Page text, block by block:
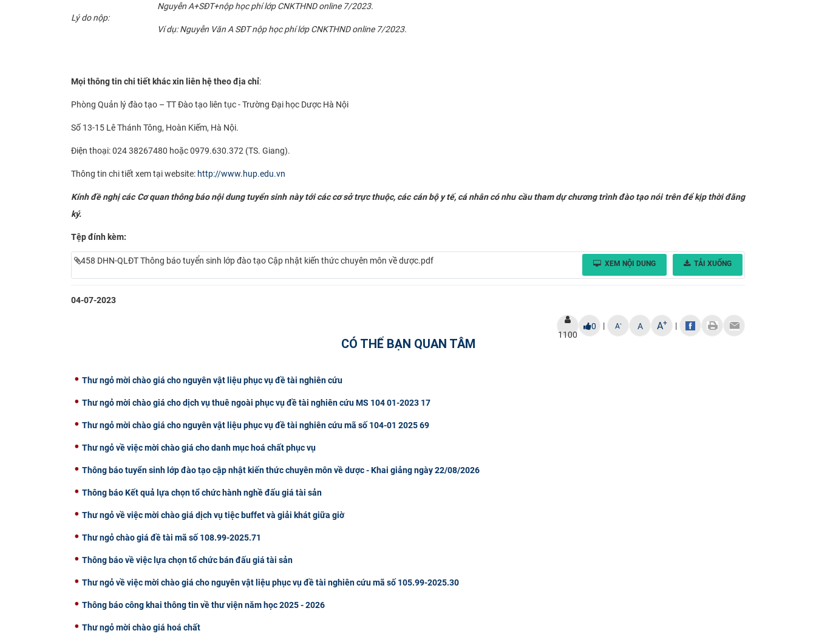
Lý do nộp:
Nguyễn A+SĐT+nộp học phí lớp CNKTHND online 7/2023.
Ví dụ: Nguyễn Văn A SĐT nộp học phí lớp CNKTHND online 7/2023.
Mọi thông tin chi tiết khác xin liên hệ theo địa chỉ:
Phòng Quản lý đào tạo – TT Đào tạo liên tục - Trường Đại học Dược Hà Nội
Số 13-15 Lê Thánh Tông, Hoàn Kiếm, Hà Nội.
Điện thoại: 024 38267480 hoặc 0979.630.372 (TS. Giang).
Thông tin chi tiết xem tại website: http://www.hup.edu.vn
Kính đề nghị các Cơ quan thông báo nội dung tuyển sinh này tới các cơ sở trực thuộc, các cán bộ y tế, cá nhân có nhu cầu tham dự chương trình đào tạo nói trên để kịp thời đăng
ký.
Tệp đính kèm:
458 DHN-QLĐT Thông báo tuyển sinh lớp đào tạo Cập nhật kiến thức chuyên môn về dược.pdf XEM NỘI DUNG TẢI XUỐNG
04-07-2023
1100
0 | A- A A+ |
CÓ THỂ BẠN QUAN TÂM
Thư ngỏ mời chào giá cho nguyên vật liệu phục vụ đề tài nghiên cứu
Thư ngỏ mời chào giá cho dịch vụ thuê ngoài phục vụ đề tài nghiên cứu MS 104 01-2023 17
Thư ngỏ mời chào giá cho nguyên vật liệu phục vụ đề tài nghiên cứu mã số 104-01 2025 69
Thư ngỏ về việc mời chào giá cho danh mục hoá chất phục vụ
Thông báo tuyển sinh lớp đào tạo cập nhật kiến thức chuyên môn về dược - Khai giảng ngày 22/08/2026
Thông báo Kết quả lựa chọn tổ chức hành nghề đấu giá tài sản
Thư ngỏ về việc mời chào giá dịch vụ tiệc buffet và giải khát giữa giờ
Thư ngỏ chào giá đề tài mã số 108.99-2025.71
Thông báo về việc lựa chọn tổ chức bán đấu giá tài sản
Thư ngỏ về việc mời chào giá cho nguyên vật liệu phục vụ đề tài nghiên cứu mã số 105.99-2025.30
Thông báo công khai thông tin về thư viện năm học 2025 - 2026
Thư ngỏ mời chào giá hoá chất